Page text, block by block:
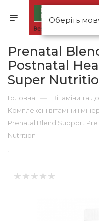
Оберіть
Prenatal
Postnatal
Super
Головна — Вітаміни та
Комплексні вітаміни і
Prenatal Blend Support
Nutrition